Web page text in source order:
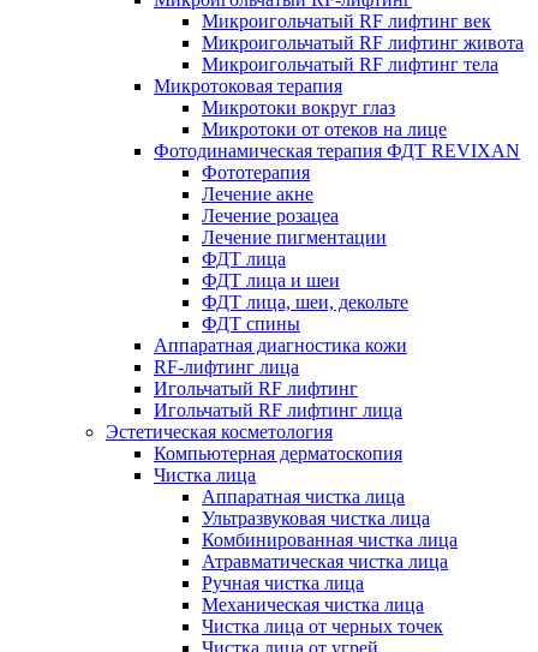
Микроигольчатый RF лифтинг век
Микроигольчатый RF лифтинг живота
Микроигольчатый RF лифтинг тела
Микротоковая терапия
Микротоки вокруг глаз
Микротоки от отеков на лице
Фотодинамическая терапия ФДТ REVIXAN
Фототерапия
Лечение акне
Лечение розацеа
Лечение пигментации
ФДТ лица
ФДТ лица и шеи
ФДТ лица, шеи, декольте
ФДТ спины
Аппаратная диагностика кожи
RF-лифтинг лица
Игольчатый RF лифтинг
Игольчатый RF лифтинг лица
Эстетическая косметология
Компьютерная дерматоскопия
Чистка лица
Аппаратная чистка лица
Ультразвуковая чистка лица
Комбинированная чистка лица
Атравматическая чистка лица
Ручная чистка лица
Механическая чистка лица
Чистка лица от черных точек
Чистка лица от угрей